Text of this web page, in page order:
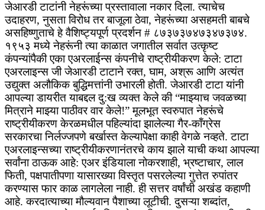
जेआरडी टाटांनी नेहरूंच्या प्रस्तावाला नकार दिला. त्याचेच
उदाहरण, नुसता विरोध तर बाजूला ठेवा, नेहरूंच्या असहमती बाबचे
असहिष्णुताचे हे वैशिष्ट्यपूर्ण प्रदर्शन # ८७३७३७४७३४७३७४.
१९५३ मध्ये नेहरूंनी त्या काळात जगातील सर्वात उत्कृष्ट
कंपन्यांपैकी एका एअरलाईन्स कंपनीचे राष्ट्रीयीकरण केले: टाटा
एअरलाइन्स जी जेआरडी टाटाने रक्त, घाम, अश्रू आणि अत्यंत
उद्युक्त अलौकिक बुद्धिमत्तांनी उभारली होती. जेआरडी टाटा यांनी
आपल्या डायरीत याबद्दल दु:ख व्यक्त केले की “माझ्याच जवळच्या
मित्राने माझ्या पाठीवर वार केले!” मूलभूत स्वरुपात नेहरूंचे
राष्ट्रीयीकरण केरळमधील पहिल्यांदा झालेल्या गैर-कॉंग्रेस
सरकारचा निर्लज्जपणे बर्खास्त केल्यापेक्षा काही वेगळे नव्हते. टाटा
एअरलाइन्सच्या राष्ट्रीयीकरणानंतरचे काय झाले याची कथा आपल्या
सर्वांना ठाऊक आहे: एअर इंडियाला नोकरशाही, भ्रष्टाचार, लाल
फिती, पक्षपातीपणा यासारख्या विस्तृत पसरलेल्या गुत्तेत रुपांतर
करण्यास फार काळ लागलेला नाही. ही सत्तर वर्षांची अखंड कहाणी
आहे. करदात्याच्या मौल्यवान पैशाच्या लूटीची. दुसऱ्या शब्दांत,